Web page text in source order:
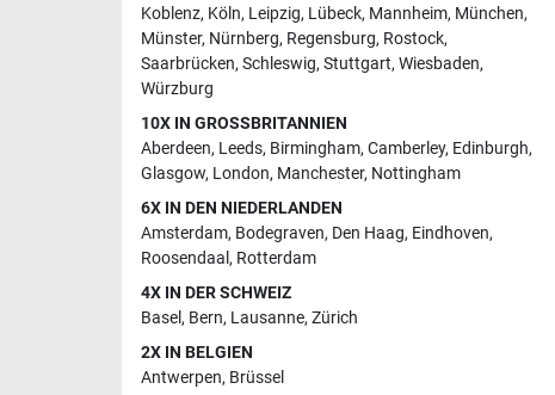
Koblenz, Köln, Leipzig, Lübeck, Mannheim, München,
Münster, Nürnberg, Regensburg, Rostock,
Saarbrücken, Schleswig, Stuttgart, Wiesbaden,
Würzburg
10X IN GROSSBRITANNIEN
Aberdeen, Leeds, Birmingham, Camberley, Edinburgh,
Glasgow, London, Manchester, Nottingham
6X IN DEN NIEDERLANDEN
Amsterdam, Bodegraven, Den Haag, Eindhoven,
Roosendaal , Rotterdam
4X IN DER SCHWEIZ
Basel, Bern, Lausanne, Zürich
2X IN BELGIEN
Antwerpen, Brüssel